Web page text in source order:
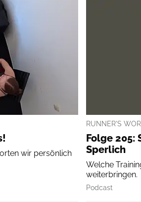
wir persönlich
RUNNER'S
Folge 205:
Sperlich
Welche
weiterbringen.
Podcast